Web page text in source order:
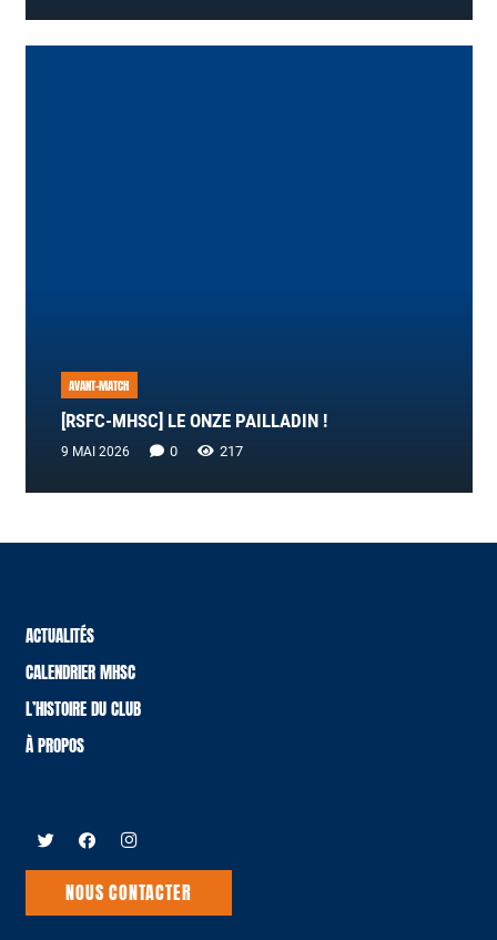
AVANT-MATCH
[RSFC-MHSC] LE ONZE PAILLADIN !
9 MAI 2026 0 217
ACTUALITÉS
CALENDRIER MHSC
L’HISTOIRE DU CLUB
À PROPOS
NOUS CONTACTER